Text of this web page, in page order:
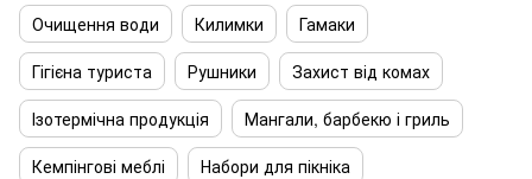
Очищення води
Килимки
Гамаки
Гігієна туриста
Рушники
Захист від комах
Ізотермічна продукція
Мангали, барбекю і гриль
Кемпінгові меблі
Набори для пікніка